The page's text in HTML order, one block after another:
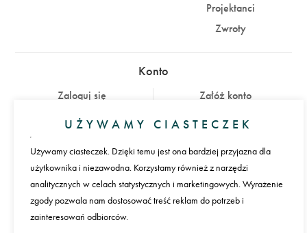
Projektanci
Zwroty
Konto
Zaloguj się Załóż konto
Język
UŻYWAMY CIASTECZEK
Używamy ciasteczek. Dzięki temu jest ona bardziej przyjazna dla
użytkownika i niezawodna. Korzystamy również z narzędzi
analitycznych w celach statystycznych i marketingowych. Wyrażenie
zgody pozwala nam dostosować treść reklam do potrzeb i
zainteresowań odbiorców.